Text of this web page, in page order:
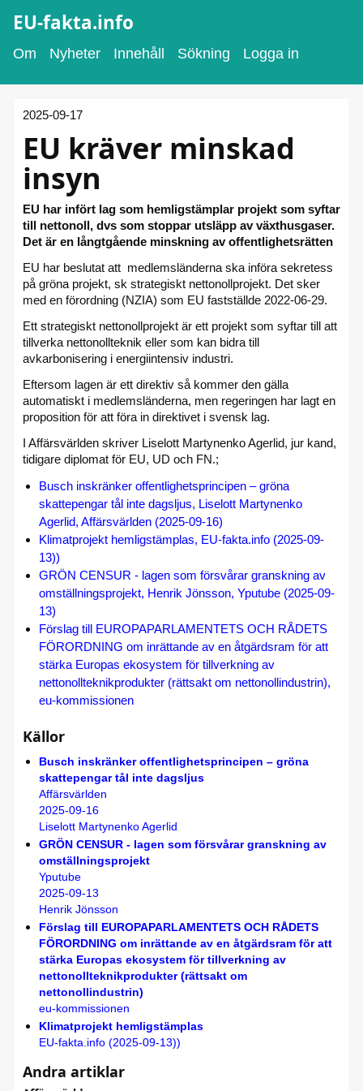
EU-fakta.info
Om Nyheter Innehåll Sökning Logga in
2025-09-17
EU kräver minskad
insyn
EU har infört lag som hemligstämplar projekt som syftar
till nettonoll, dvs som stoppar utsläpp av växthusgaser.
Det är en långtgående minskning av offentlighetsrätten
EU har beslutat att medlemsländerna ska införa sekretess
på gröna projekt, sk strategiskt nettonollprojekt. Det sker
med en förordning (NZIA) som EU fastställde 2022-06-29.
Ett strategiskt nettonollprojekt är ett projekt som syftar till att
tillverka nettonollteknik eller som kan bidra till
avkarbonisering i energiintensiv industri.
Eftersom lagen är ett direktiv så kommer den gälla
automatiskt i medlemsländerna, men regeringen har lagt en
proposition för att föra in direktivet i svensk lag.
I Affärsvärlden skriver Liselott Martynenko Agerlid, jur kand,
tidigare diplomat för EU, UD och FN.;
Busch inskränker offentlighetsprincipen – gröna
skattepengar tål inte dagsljus, Liselott Martynenko
Agerlid, Affärsvärlden (2025-09-16)
Klimatprojekt hemligstämplas, EU-fakta.info (2025-09-
13))
GRÖN CENSUR - lagen som försvårar granskning av
omställningsprojekt, Henrik Jönsson, Yputube (2025-09-
13)
Förslag till EUROPAPARLAMENTETS OCH RÅDETS
FÖRORDNING om inrättande av en åtgärdsram för att
stärka Europas ekosystem för tillverkning av
nettonollteknikprodukter (rättsakt om nettonollindustrin),
eu-kommissionen
Källor
Busch inskränker offentlighetsprincipen – gröna
skattepengar tål inte dagsljus
Affärsvärlden
2025-09-16
Liselott Martynenko Agerlid
GRÖN CENSUR - lagen som försvårar granskning av
omställningsprojekt
Yputube
2025-09-13
Henrik Jönsson
Förslag till EUROPAPARLAMENTETS OCH RÅDETS
FÖRORDNING om inrättande av en åtgärdsram för att
stärka Europas ekosystem för tillverkning av
nettonollteknikprodukter (rättsakt om
nettonollindustrin)
eu-kommissionen
Klimatprojekt hemligstämplas
EU-fakta.info (2025-09-13))
Andra artiklar